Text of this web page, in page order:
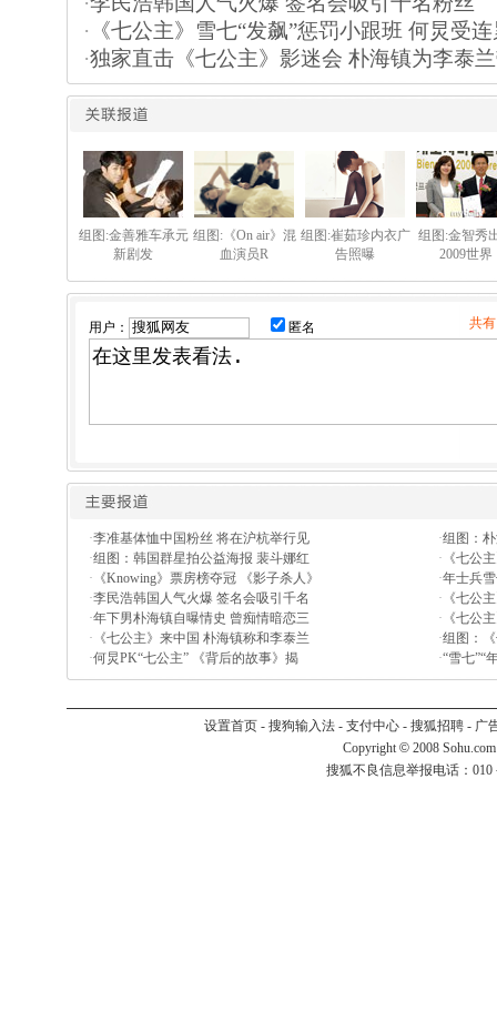
· 《七公主》雪七“发飙”惩罚小跟班 何炅受
·独家直击《七公主》影迷会 朴海镇为李泰
组图:金善雅车承元
新剧发
组图:《On air》混
血演员R
组图:崔茹珍内衣广
告照曝
组图:金智秀
2009世界
用户： 匿名 共
·李准基体恤中国粉丝 将在沪杭举行见
·组图：韩国群星拍公益海报 裴斗娜红
· 《Knowing》票房榜夺冠 《影子杀人》
·李民浩韩国人气火爆 签名会吸引千名
·年下男朴海镇自曝情史 曾痴情暗恋三
· 《七公主》来中国 朴海镇称和李泰兰
·何炅PK“七公主” 《背后的故事》揭
·组图：
· 《七公
·年士兵
· 《七公
· 《七公
·组图：
·“雪七”“
设置首页- 搜狗输入法- 支付中心- 搜狐招聘- 广
Copyright © 2008
搜狐不良信息举报电话：010